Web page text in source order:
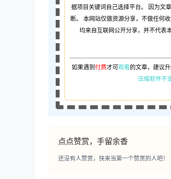
据项目关键词自己选择平台。 因为文
断。 本网站仅做资源分享，不做任何
均来自互联网公开分享，并不代表
如果遇到 付费才可观看的文章，建议
压缩软件不
点点赞赏，手留余香
还没有人赞赏，快来当第一个赞赏的人吧！